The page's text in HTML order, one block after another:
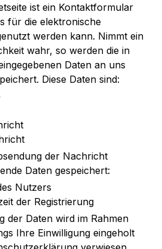
ist ein Kontaktformular
für die elektronische
werden kann. Nimmt ein
wahr, so werden die in
Daten an uns
Diese Daten sind:
der Nachricht
Daten gespeichert:
Nutzers
der Registrierung
der Daten wird im Rahmen
Ihre Einwilligung eingeholt